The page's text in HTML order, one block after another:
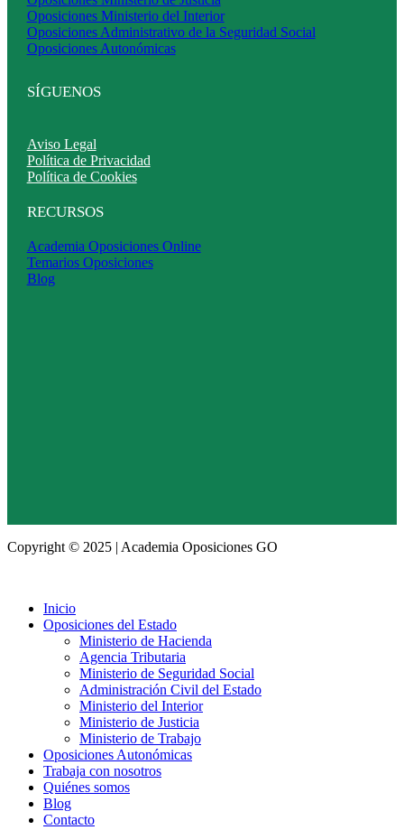
Oposiciones Ministerio del Interior
Oposiciones Administrativo de la Seguridad Social
Oposiciones Autonómicas
SÍGUENOS
Aviso Legal
Política de Privacidad
Política de Cookies
RECURSOS
Academia Oposiciones Online
Temarios Oposiciones
Blog
Copyright © 2025 | Academia Oposiciones GO
Inicio
Oposiciones del Estado
Ministerio de Hacienda
Agencia Tributaria
Ministerio de Seguridad Social
Administración Civil del Estado
Ministerio del Interior
Ministerio de Justicia
Ministerio de Trabajo
Oposiciones Autonómicas
Trabaja con nosotros
Quiénes somos
Blog
Contacto